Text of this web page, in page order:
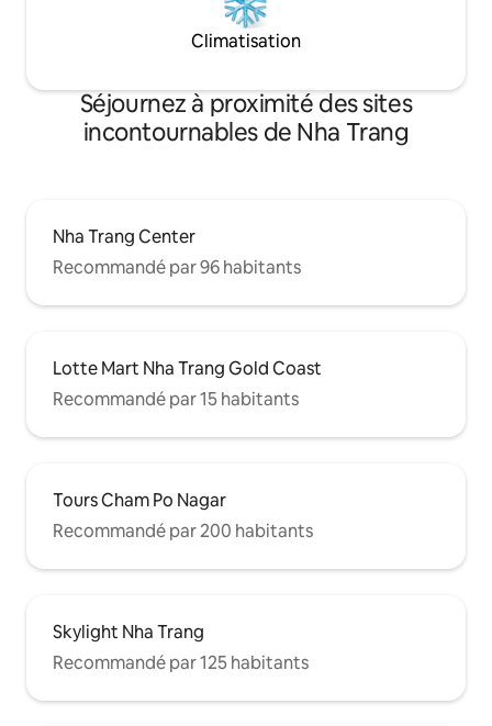
Climatisation
Séjournez à proximité des sites
incontournables de Nha Trang
Nha Trang Center
Recommandé par 96 habitants
Lotte Mart Nha Trang Gold Coast
Recommandé par 15 habitants
Tours Cham Po Nagar
Recommandé par 200 habitants
Skylight Nha Trang
Recommandé par 125 habitants